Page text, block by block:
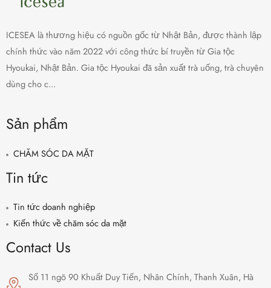
ICESEA là thương hiệu có nguồn gốc từ Nhật Bản, được thành lập
chính thức vào năm 2022 với công thức bí truyền từ Gia tộc
Hyoukai, Nhật Bản. Gia tộc Hyoukai đã sản xuất trà uống, trà chuyên
dùng cho c...
Sản phẩm
CHĂM SÓC DA MẶT
Tin tức
Tin tức doanh nghiệp
Kiến thức về chăm sóc da mặt
Contact Us
Số 11 ngõ 90 Khuất Duy Tiến, Nhân Chính, Thanh Xuân, Hà